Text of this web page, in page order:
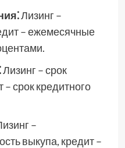
Лизинг –
– ежемесячные
Лизинг – срок
– срок кредитного
–
выкупа, кредит –